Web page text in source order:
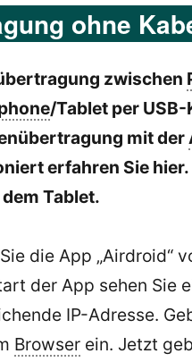
ohne
zwischen
/Tablet per
mit der
erfahren Sie
dem Tablet.
die App „Airdroid“
der App sehen Sie
IP-Adresse.
Browserein. Jetzt